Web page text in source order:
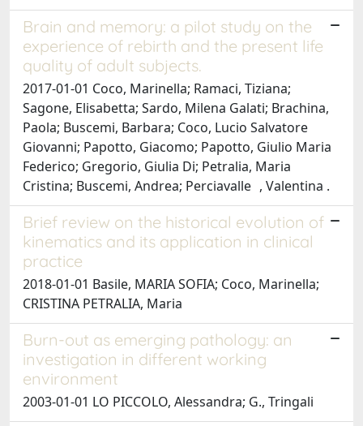
Brain and memory: a pilot study on the
experience of rebirth and the present life
quality of adult subjects.
2017-01-01 Coco, Marinella; Ramaci, Tiziana;
Sagone, Elisabetta; Sardo, Milena Galati; Brachina,
Paola; Buscemi, Barbara; Coco, Lucio Salvatore
Giovanni; Papotto, Giacomo; Papotto, Giulio Maria
Federico; Gregorio, Giulia Di; Petralia, Maria
Cristina; Buscemi, Andrea; Perciavalle , Valentina .
Brief review on the historical evolution of
kinematics and its application in clinical
practice
2018-01-01 Basile, MARIA SOFIA; Coco, Marinella;
CRISTINA PETRALIA, Maria
Burn-out as emerging pathology: an
investigation in different working
environment
2003-01-01 LO PICCOLO, Alessandra; G., Tringali